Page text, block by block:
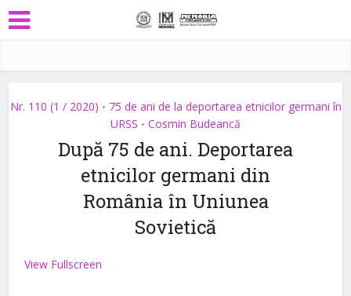
Nr. 110 (1 / 2020) • 75 de ani de la deportarea etnicilor germani în
URSS • Cosmin Budeancă
După 75 de ani. Deportarea
etnicilor germani din
România în Uniunea
Sovietică
View Fullscreen